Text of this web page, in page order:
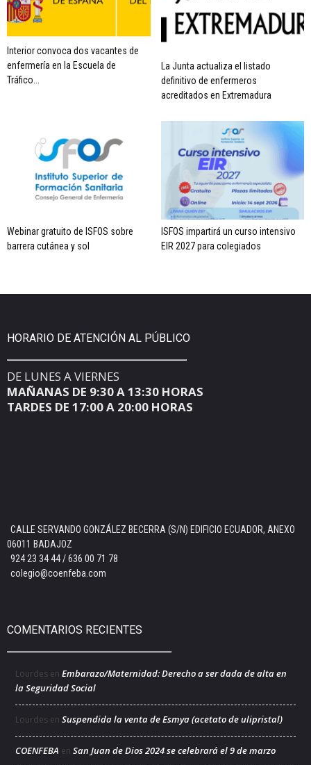
Interior convoca dos vacantes de
enfermería en la Escuela de
Tráfico...
La Junta actualiza el listado
definitivo de enfermeros
acreditados en Extremadura
Webinar gratuito de ISFOS sobre
barrera cutánea y sol
ISFOS impartirá un curso intensivo
EIR 2027 para colegiados
HORARIO DE ATENCIÓN AL PÚBLICO
DE LUNES A VIERNES
MAÑANAS DE 9:30 A 13:30 HORAS
TARDES DE 17:00 A 20:00 HORAS
CALLE SERVANDO GONZÁLEZ BECERRA (S/N) EDIFICIO ECUADOR, ANEXO
06011 BADAJOZ
924 23 34 44 / 636 00 71 78
colegio@coenfeba.com
COMENTARIOS RECIENTES
Lourdes en Embarazo/Maternidad: Derecho a ser dada de alta en
la Seguridad Social
Lourdes en Suspendida la venta de Esmya (acetato de ulipristal)
COENFEBA en San Juan de Dios 2024 se celebrará el 9 de marzo